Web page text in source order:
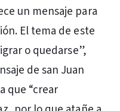
un mensaje para
El tema de este
o quedarse”,
de san Juan
que “crear